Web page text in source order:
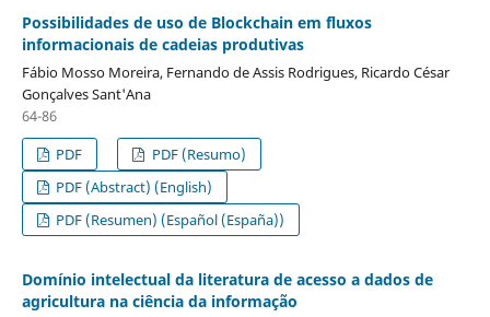
Possibilidades de uso de Blockchain em fluxos
informacionais de cadeias produtivas
Fábio Mosso Moreira, Fernando de Assis Rodrigues, Ricardo César
Gonçalves Sant'Ana
64-86
PDF
PDF (Resumo)
PDF (Abstract) (English)
PDF (Resumen) (Español (España))
Domínio intelectual da literatura de acesso a dados de
agricultura na ciência da informação